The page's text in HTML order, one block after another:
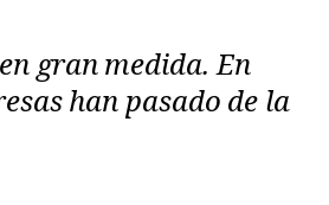
gran medida. En
han pasado de la